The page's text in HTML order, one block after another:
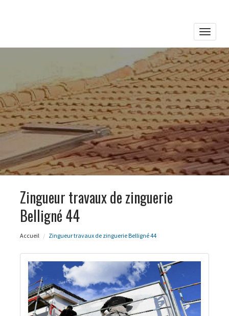
Toggle
Zingueur travaux de zinguerie
Belligné 44
Accueil Zingueur travaux de zinguerie Belligné 44